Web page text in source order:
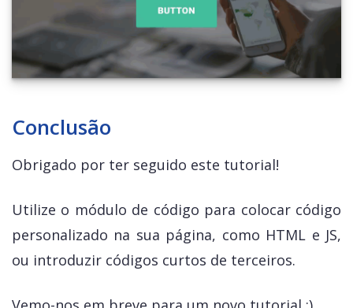
Conclusão
Obrigado por ter seguido este tutorial!
Utilize o módulo de código para colocar código
personalizado na sua página, como HTML e JS,
ou introduzir códigos curtos de terceiros.